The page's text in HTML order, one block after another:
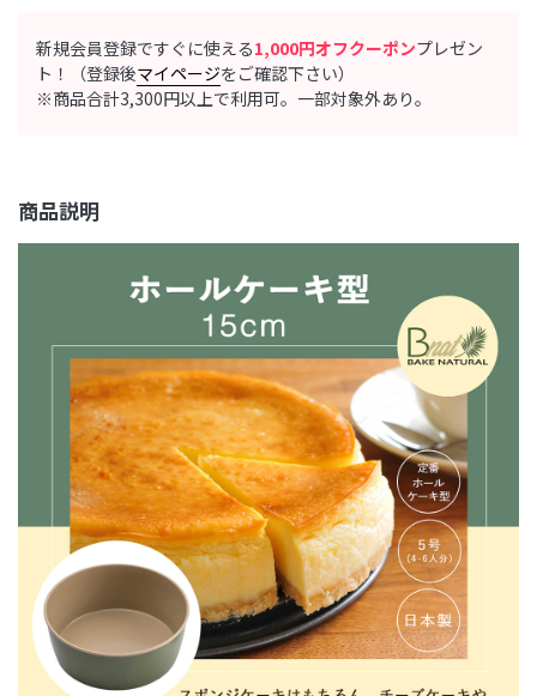
新規会員登録ですぐに使える1,000円オフクーポンプレゼン
ト！（登録後マイページをご確認下さい）
※商品合計3,300円以上で利用可。一部対象外あり。
商品説明